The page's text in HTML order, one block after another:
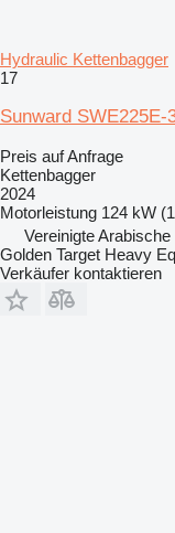
Hydraulic Kettenbagger
17
Sunward SWE225E-
Preis auf Anfrage
Kettenbagger
2024
Motorleistung 124 kW
Vereinigte
Golden Target Heavy
Verkäufer kontaktieren